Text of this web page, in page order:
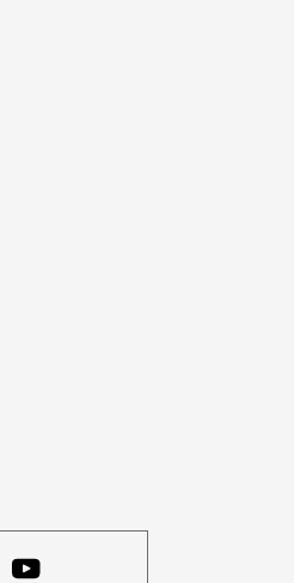
будто они идут